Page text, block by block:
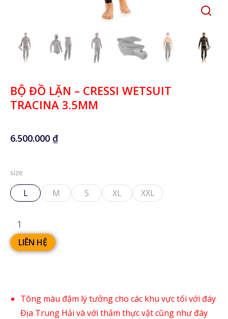
BỘ ĐỒ LẶN – CRESSI WETSUIT
TRACINA 3.5MM
6.500.000 ₫
size
L M S XL XXL
LIÊN HỆ
Tông màu đậm lý tưởng cho các khu vực tối với đáy
Địa Trung Hải và với thảm thực vật cũng như đáy